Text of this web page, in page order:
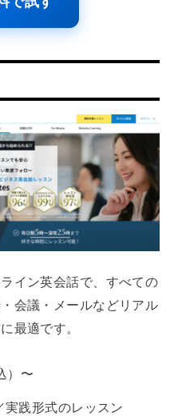
イン英会話で、すべての
会議・メールなどリアル
最適です。
）〜
践形式のレッスン